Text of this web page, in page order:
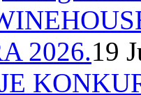
2026.19